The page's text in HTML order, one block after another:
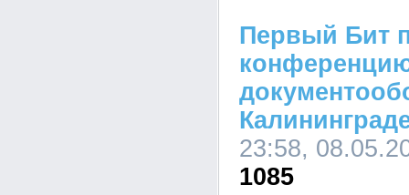
Первый Бит
23:58,
1085